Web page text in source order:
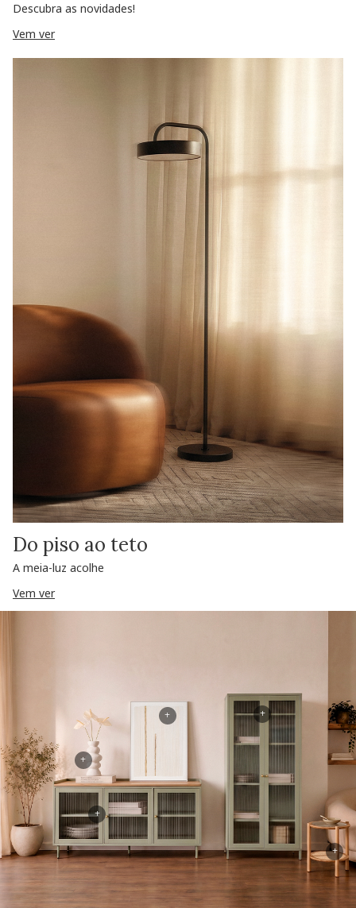
Descubra as novidades!
Vem ver
Do piso ao teto
A meia-luz acolhe
Vem ver
+
+
+
+
+